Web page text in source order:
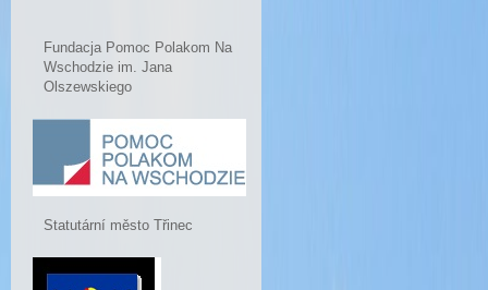
Fundacja Pomoc Polakom Na
Wschodzie im. Jana
Olszewskiego
Statutární město Třinec